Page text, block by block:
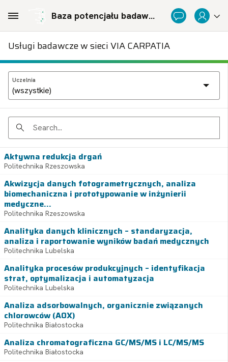
Baza potencjału badawczego Politechnicznej Sieci Via Carpatia im. Prezydenta RP Lecha Kaczyńskiego
Usługi badawcze w sieci VIA CARPATIA
Uczelnia
Search
Aktywna redukcja drgań
Politechnika Rzeszowska
Akwizycja danych fotogrametrycznych, analiza
biomechaniczna i prototypowanie w inżynierii
medyczne...
Politechnika Rzeszowska
Analityka danych klinicznych – standaryzacja,
analiza i raportowanie wyników badań medycznych
Politechnika Lubelska
Analityka procesów produkcyjnych – identyfikacja
strat, optymalizacja i automatyzacja
Politechnika Lubelska
Analiza adsorbowalnych, organicznie związanych
chlorowców (AOX)
Politechnika Białostocka
Analiza chromatograficzna GC/MS/MS i LC/MS/MS
Politechnika Białostocka